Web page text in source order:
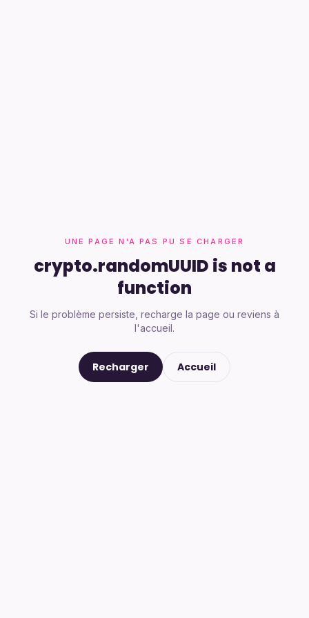
UNE PAGE N'A PAS PU SE CHARGER
crypto.randomUUID is not a
function
Si le problème persiste, recharge la page ou reviens à
l'accueil.
Recharger Accueil